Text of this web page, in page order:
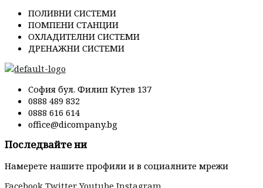
ПОЛИВНИ СИСТЕМИ
ПОМПЕНИ СТАНЦИИ
ОХЛАДИТЕЛНИ СИСТЕМИ
ДРЕНАЖНИ СИСТЕМИ
София бул. Филип Кутев 137
0888 489 832
0888 616 614
office@dicompany.bg
Последвайте ни
Намерете нашите профили и в социалните мрежи